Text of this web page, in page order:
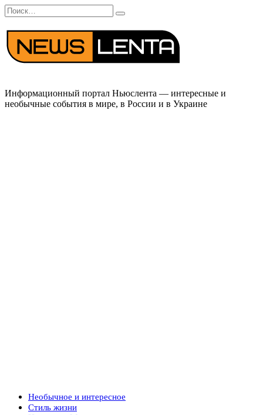
Перейти
к
содержанию
Search
for:
Информационный портал Ньюслента — интересные и
необычные события в мире, в России и в Украине
Необычное и интересное
Стиль жизни